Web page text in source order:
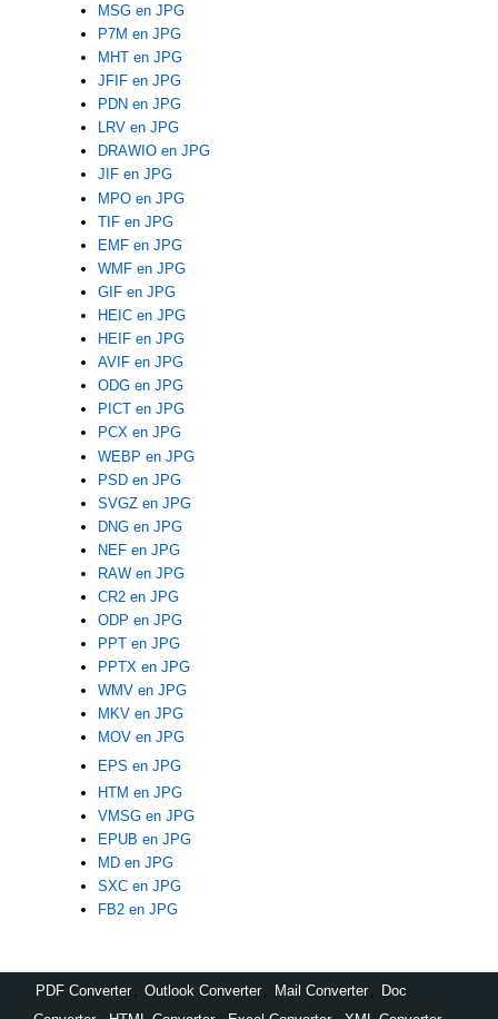
MSG en JPG
P7M en JPG
MHT en JPG
JFIF en JPG
PDN en JPG
LRV en JPG
DRAWIO en JPG
JIF en JPG
MPO en JPG
TIF en JPG
EMF en JPG
WMF en JPG
GIF en JPG
HEIC en JPG
HEIF en JPG
AVIF en JPG
ODG en JPG
PICT en JPG
PCX en JPG
WEBP en JPG
PSD en JPG
SVGZ en JPG
DNG en JPG
NEF en JPG
RAW en JPG
CR2 en JPG
ODP en JPG
PPT en JPG
PPTX en JPG
WMV en JPG
MKV en JPG
MOV en JPG
EPS en JPG
HTM en JPG
VMSG en JPG
EPUB en JPG
MD en JPG
SXC en JPG
FB2 en JPG
PDF Converter Outlook Converter Mail Converter
Doc